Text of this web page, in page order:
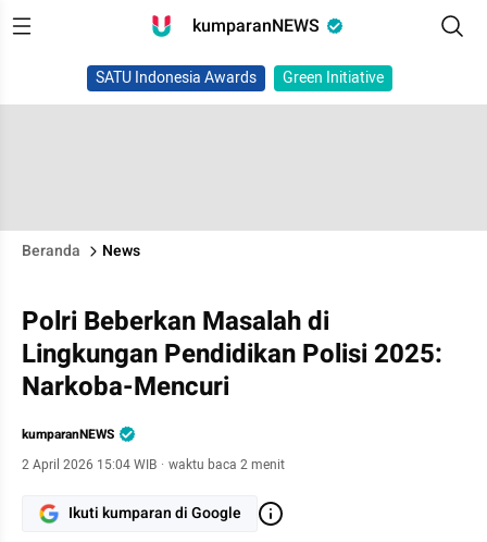
kumparanNEWS
SATU Indonesia Awards Green Initiative
Beranda News
Polri Beberkan Masalah di
Lingkungan Pendidikan Polisi 2025:
Narkoba-Mencuri
kumparanNEWS
2 April 2026 15:04 WIB · waktu baca 2 menit
Ikuti kumparan di Google